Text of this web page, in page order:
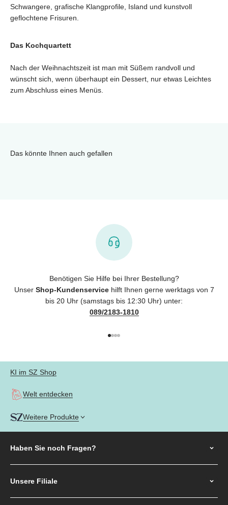
Schwangere, grafische Klangprofile, Island und kunstvoll
geflochtene Frisuren.
Das Kochquartett
Nach der Weihnachtszeit ist man mit Süßem randvoll und
wünscht sich, wenn überhaupt ein Dessert, nur etwas Leichtes
zum Abschluss eines Menüs.
Das könnte Ihnen auch gefallen
Benötigen Sie Hilfe bei Ihrer Bestellung?
Unser Shop-Kundenservicehilft Ihnen gerne werktags von 7
bis 20 Uhr (samstags bis 12:30 Uhr) unter:
089/2183-1810
KI im SZ Shop
Welt entdecken
Weitere Produkte
Haben Sie noch Fragen?
Unsere Filiale